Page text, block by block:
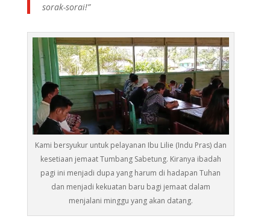
sorak-sorai!”
Kami bersyukur untuk pelayanan Ibu Lilie (Indu Pras) dan
kesetiaan jemaat Tumbang Sabetung. Kiranya ibadah
pagi ini menjadi dupa yang harum di hadapan Tuhan
dan menjadi kekuatan baru bagi jemaat dalam
menjalani minggu yang akan datang.